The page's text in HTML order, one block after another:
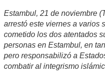
Estambul, 21 de noviembre
arrestó este viernes a varios
cometido los dos atentados
personas en Estambul, en
pero responsabilizó a
combatir al integrismo